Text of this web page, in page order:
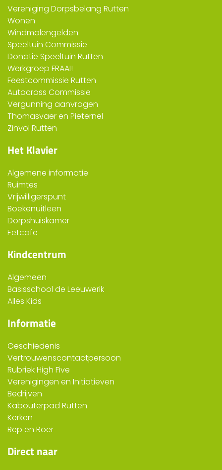
Vereniging Dorpsbelang Rutten
Wonen
Windmolengelden
Speeltuin Commissie
Donatie Speeltuin Rutten
Werkgroep FRAAI!
Feestcommissie Rutten
Autocross Commissie
Vergunning aanvragen
Thomasvaer en Pieternel
Zinvol Rutten
Het Klavier
Algemene informatie
Ruimtes
Vrijwilligerspunt
Boekenuitleen
Dorpshuiskamer
Eetcafe
Kindcentrum
Algemeen
Basisschool de Leeuwerik
Alles Kids
Informatie
Geschiedenis
Vertrouwenscontactpersoon
Rubriek High Five
Verenigingen en Initiatieven
Bedrijven
Kabouterpad Rutten
Kerken
Rep en Roer
Direct naar